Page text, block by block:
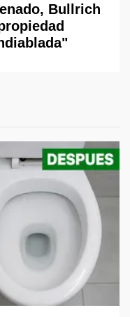
Bullrich